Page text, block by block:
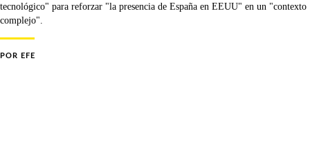
tecnológico" para reforzar "la presencia de España en EEUU" en un "contexto
complejo".
POR EFE